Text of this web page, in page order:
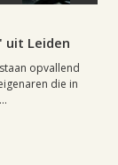
uit Leiden
opvallend
die in